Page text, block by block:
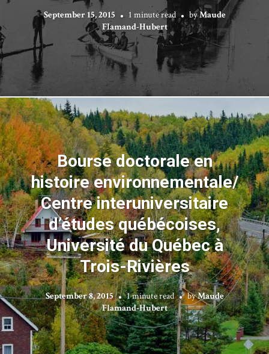
September 15, 2015 1 minute read byMaude
Flamand-Hubert
Bourse doctorale en
histoire environnementale/
Centre interuniversitaire
d’études québécoises,
Université du Québec à
Trois-Rivières
September 8, 2015 1 minute read byMaude
Flamand-Hubert